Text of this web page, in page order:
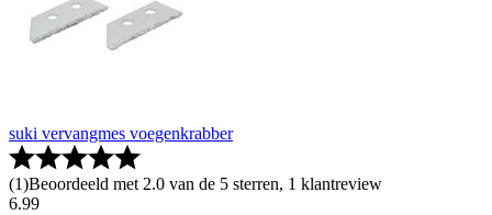
suki vervangmes voegenkrabber
(1)Beoordeeld met 2.0 van de 5 sterren, 1 klantreview
6.99